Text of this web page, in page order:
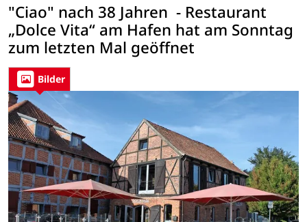
"Ciao" nach 38 Jahren - Restaurant
„Dolce Vita“ am Hafen hat am Sonntag
zum letzten Mal geöffnet
Bilder